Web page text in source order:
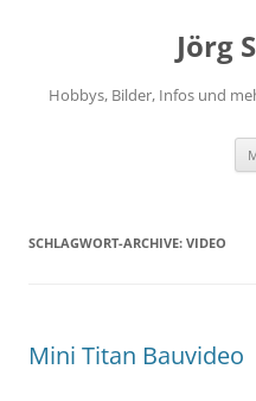
Jörg
Hobbys, Bilder, Infos und
SCHLAGWORT-ARCHIVE: VIDEO
Mini Titan Bauvideo